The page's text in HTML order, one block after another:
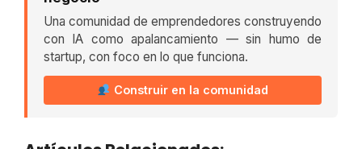
Una comunidad de emprendedores construyendo
con IA como apalancamiento — sin humo de
startup, con foco en lo que funciona.
Construir en la comunidad